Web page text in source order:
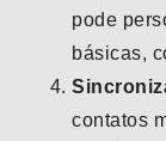
pode
básicas,
contatos